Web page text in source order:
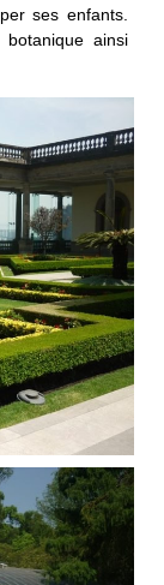
ses enfants.
ainsi